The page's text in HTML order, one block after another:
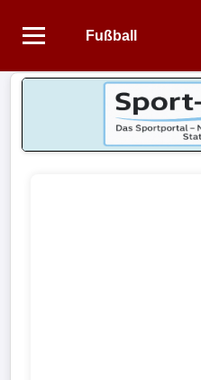
Fußball
Startseite